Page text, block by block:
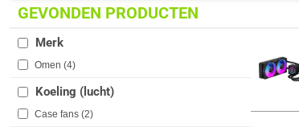
GEVONDEN PRODUCTEN
Merk
Omen (4)
Koeling (lucht)
Case fans (2)